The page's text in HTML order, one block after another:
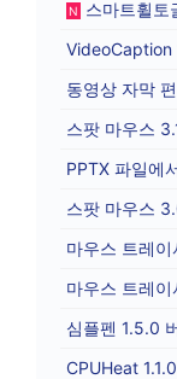
N
스마트휠토
VideoCaption
동영상 자막
스팟 마우스
스팟 마우스
마우스 트레
마우스 트레
심플펜 1.5.0
CPUHeat